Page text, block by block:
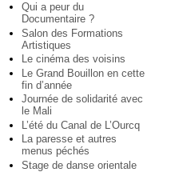
Qui a peur du
Documentaire ?
Salon des Formations
Artistiques
Le cinéma des voisins
Le Grand Bouillon en cette
fin d’année
Journée de solidarité avec
le Mali
L’été du Canal de L’Ourcq
La paresse et autres
menus péchés
Stage de danse orientale